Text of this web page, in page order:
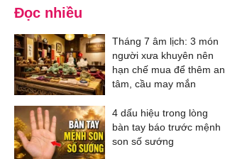
Đọc nhiều
Tháng 7 âm lịch: 3 món
người xưa khuyên nên
hạn chế mua để thêm an
tâm, cầu may mắn
4 dấu hiệu trong lòng
bàn tay báo trước mệnh
son số sướng